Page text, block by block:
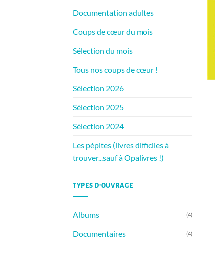
Documentation adultes
Coups de cœur du mois
Sélection du mois
Tous nos coups de cœur !
Sélection 2026
Sélection 2025
Sélection 2024
Les pépites (livres difficiles à
trouver...sauf à Opalivres !)
TYPES D’OUVRAGE
Albums (4)
Documentaires (4)